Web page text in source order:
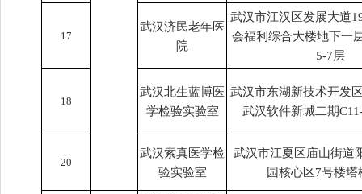
17
武汉济民老年医
院
武汉市江汉区发展大道
会福利综合大楼地下一
5-7层
18
武汉北生蓝博医
学检验实验室
武汉市东湖新技术开发
武汉软件新城二期
20
武汉索真医学检
验实验室
武汉市江夏区庙山街道
园核心区7号楼塔